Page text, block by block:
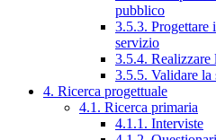
pubblico
3.5.3. Progettare
servizio
3.5.4. Realizzare
3.5.5. Validare la
4. Ricerca progettuale
4.1. Ricerca primaria
4.1.1. Interviste